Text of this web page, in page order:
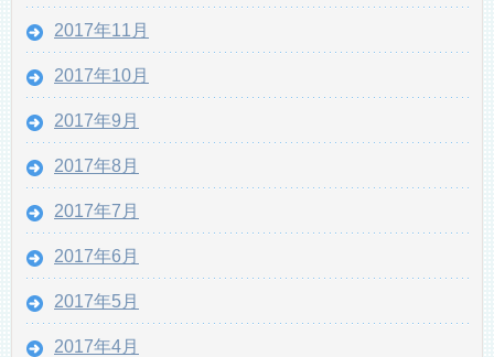
2017年11月
2017年10月
2017年9月
2017年8月
2017年7月
2017年6月
2017年5月
2017年4月